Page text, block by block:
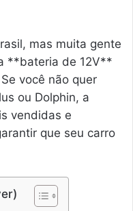
mas muita gente
**bateria de 12V**
você não quer
ou Dolphin, a
vendidas e
que seu carro